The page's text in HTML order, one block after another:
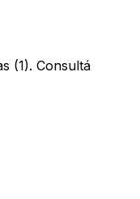
(1). Consultá